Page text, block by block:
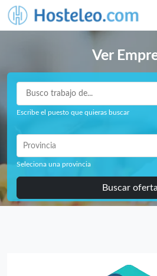
Ver
Escribe el puesto que quieras buscar
Provincia
Seleciona una provincia
Buscar